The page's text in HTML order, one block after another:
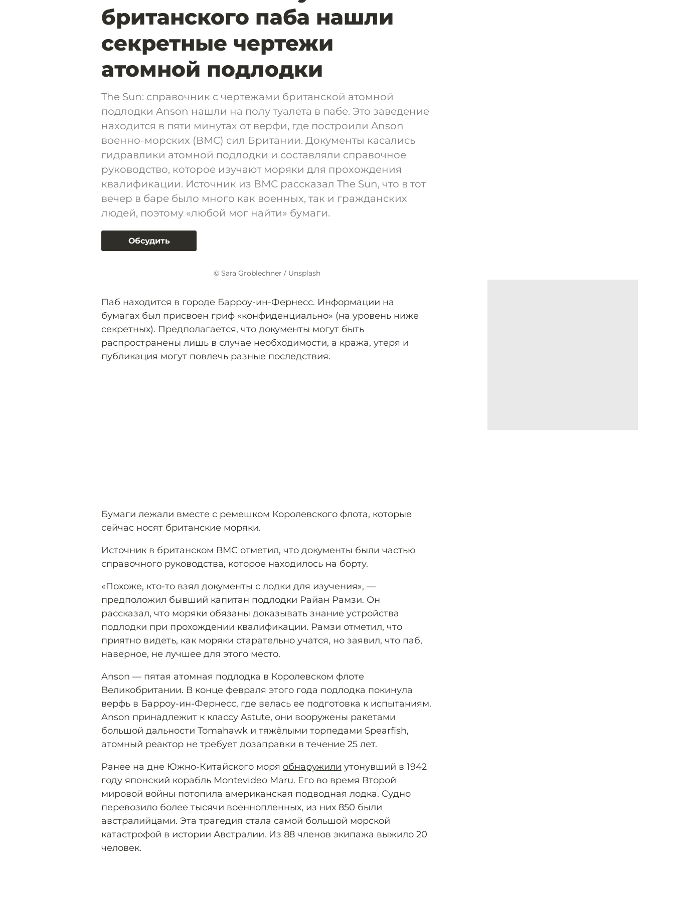
британского паба нашли
секретные чертежи
атомной подлодки
The Sun: справочник с чертежами британской атомной
подлодки Anson нашли на полу туалета в пабе. Это заведение
находится в пяти минутах от верфи, где построили Anson
военно-морских (ВМС) сил Британии. Документы касались
гидравлики атомной подлодки и составляли справочное
руководство, которое изучают моряки для прохождения
квалификации. Источник из ВМС рассказал The Sun, что в тот
вечер в баре было много как военных, так и гражданских
людей, поэтому «любой мог найти» бумаги.
Обсудить
© Sara Groblechner / Unsplash
Паб находится в городе Барроу-ин-Фернесс. Информации на
бумагах был присвоен гриф «конфиденциально» (на уровень ниже
секретных). Предполагается, что документы могут быть
распространены лишь в случае необходимости, а кража, утеря и
публикация могут повлечь разные последствия.
Бумаги лежали вместе с ремешком Королевского флота, которые
сейчас носят британские моряки.
Источник в британском ВМС отметил, что документы были частью
справочного руководства, которое находилось на борту.
«Похоже, кто-то взял документы с лодки для изучения», —
предположил бывший капитан подлодки Райан Рамзи. Он
рассказал, что моряки обязаны доказывать знание устройства
подлодки при прохождении квалификации. Рамзи отметил, что
приятно видеть, как моряки старательно учатся, но заявил, что паб,
наверное, не лучшее для этого место.
Anson — пятая атомная подлодка в Королевском флоте
Великобритании. В конце февраля этого года подлодка покинула
верфь в Барроу-ин-Фернесс, где велась ее подготовка к испытаниям.
Anson принадлежит к классу Astute, они вооружены ракетами
большой дальности Tomahawk и тяжёлыми торпедами Spearfish,
атомный реактор не требует дозаправки в течение 25 лет.
Ранее на дне Южно-Китайского моря обнаружили утонувший в 1942
году японский корабль Montevideo Maru. Его во время Второй
мировой войны потопила американская подводная лодка. Судно
перевозило более тысячи военнопленных, из них 850 были
австралийцами. Эта трагедия стала самой большой морской
катастрофой в истории Австралии. Из 88 членов экипажа выжило 20
человек.